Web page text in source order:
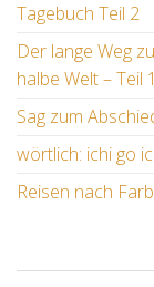
Tagebuch Teil 2
Der lange Weg
halbe Welt – Teil 1
Sag zum
wörtlich: ichi go
Reisen nach